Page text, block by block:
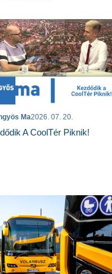
Ma2026. 07. 20.
A CoolTér Piknik!